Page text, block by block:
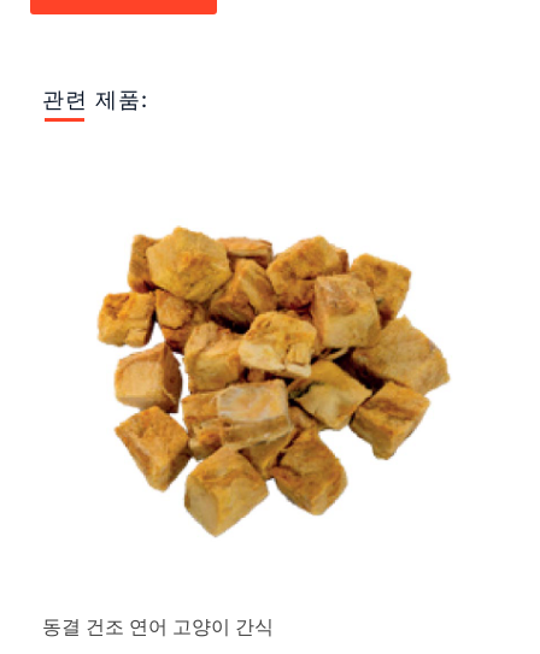
관련 제품:
동결 건조 연어 고양이 간식